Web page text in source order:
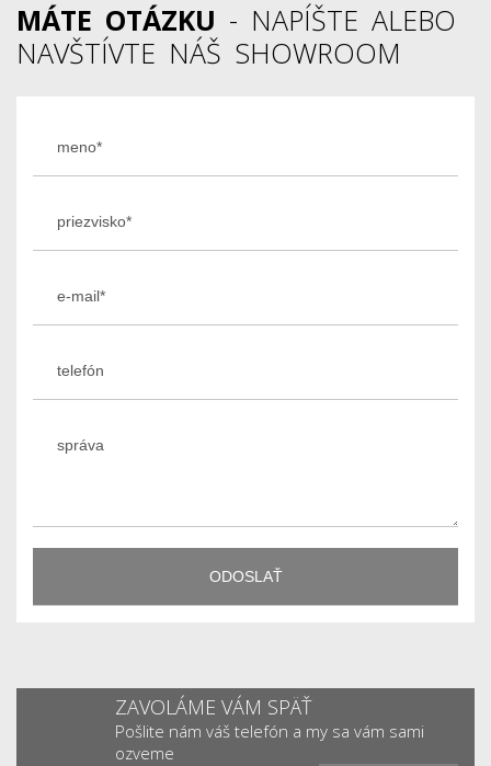
MÁTE OTÁZKU - NAPÍŠTE ALEBO
NAVŠTÍVTE NÁŠ SHOWROOM
ZAVOLÁME VÁM SPÄŤ
Pošlite nám váš telefón a my sa vám sami
ozveme